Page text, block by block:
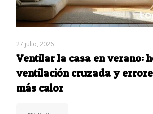
27 julio, 2026
Ventilar la casa en verano:
ventilación cruzada y
más calor